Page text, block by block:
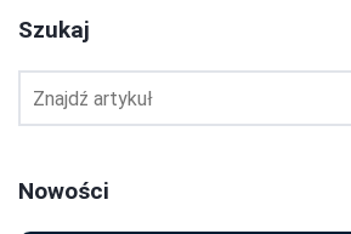
Szukaj
Nowości